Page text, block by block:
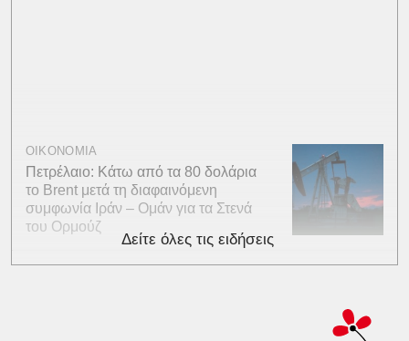
ΟΙΚΟΝΟΜΙΑ
Πετρέλαιο: Κάτω από τα 80 δολάρια
το Brent μετά τη διαφαινόμενη
συμφωνία Ιράν – Ομάν για τα Στενά
του Ορμούζ
Δείτε όλες τις ειδήσεις